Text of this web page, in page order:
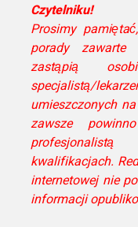
Czytelniku!
Prosimy
porady
zastąpią
specjalistą/
umieszczonych
zawsze
kwalifikacjach.
internetowej nie
informacji